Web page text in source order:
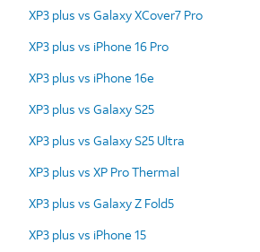
XP3 plus vs Galaxy XCover7 Pro
XP3 plus vs iPhone 16 Pro
XP3 plus vs iPhone 16e
XP3 plus vs Galaxy S25
XP3 plus vs Galaxy S25 Ultra
XP3 plus vs XP Pro Thermal
XP3 plus vs Galaxy Z Fold5
XP3 plus vs iPhone 15